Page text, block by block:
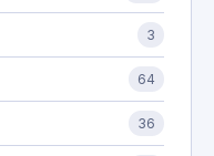
3
64
36